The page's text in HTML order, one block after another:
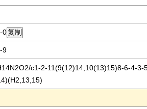
0
9
c1-2-11(9(12)14,10(13)15)8-6-4-